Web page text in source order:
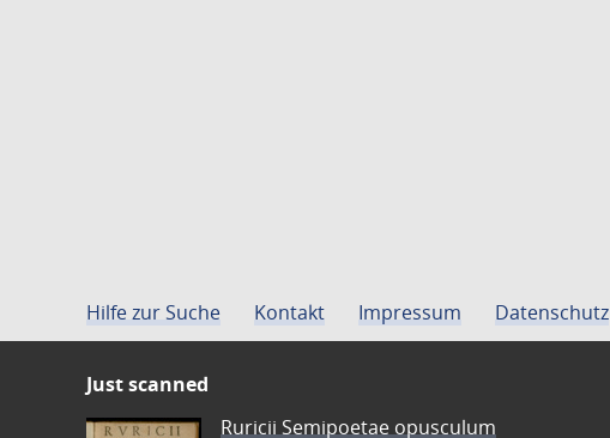
Hilfe zur Suche Kontakt Impressum Datenschutz
Just scanned
Ruricii Semipoetae opusculum